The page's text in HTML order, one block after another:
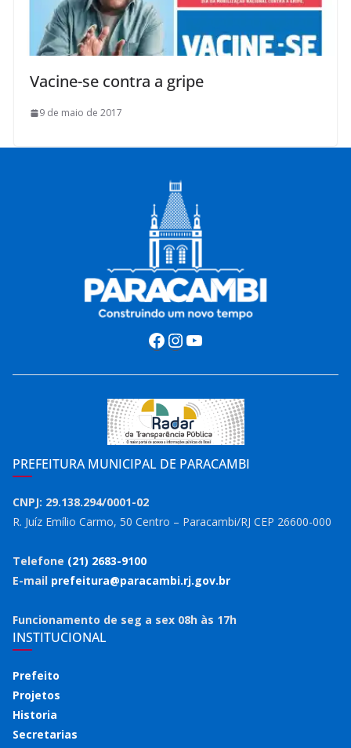
Vacine-se contra a gripe
9 de maio de 2017
Facebook
Instagram
Youtube
PREFEITURA MUNICIPAL DE PARACAMBI
CNPJ: 29.138.294/0001-02
R. Juíz Emílio Carmo, 50 Centro – Paracambi/RJ CEP 26600-000
Telefone (21) 2683-9100
E-mail prefeitura@paracambi.rj.gov.br
Funcionamento de seg a sex 08h às 17h
INSTITUCIONAL
Prefeito
Projetos
Historia
Secretarias